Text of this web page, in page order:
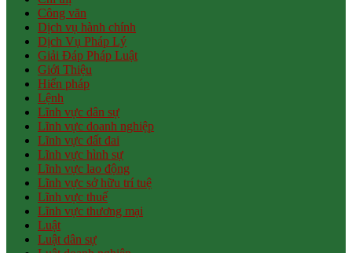
Công văn
Dịch vụ hành chính
Dịch Vụ Pháp Lý
Giải Đáp Pháp Luật
Giới Thiệu
Hiến pháp
Lệnh
Lĩnh vực dân sự
Lĩnh vực doanh nghiệp
Lĩnh vực đất đai
Lĩnh vực hình sự
Lĩnh vực lao động
Lĩnh vực sở hữu trí tuệ
Lĩnh vực thuế
Lĩnh vực thương mại
Luật
Luật dân sự